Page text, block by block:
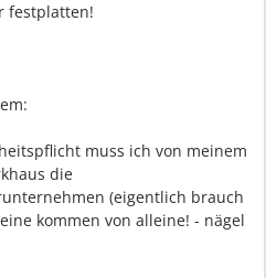
festplatten!
muss ich von meinem
die
(eigentlich brauch
kommen von alleine! - nägel